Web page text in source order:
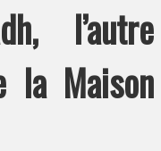
l’autre
la Maison